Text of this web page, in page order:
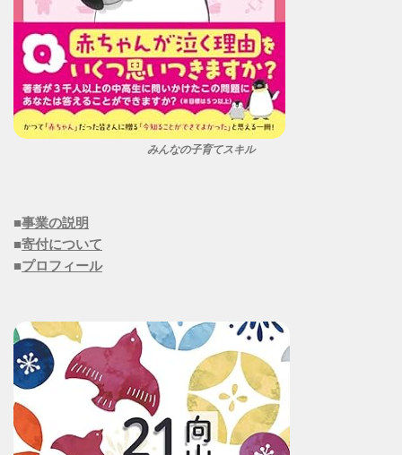
みんなの子育てスキル
■事業の説明
■寄付について
■プロフィール